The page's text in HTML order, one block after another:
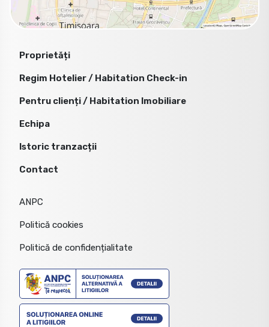
Proprietăți
Regim Hotelier / Habitation Check-in
Pentru clienți / Habitation Imobiliare
Echipa
Istoric tranzacții
Contact
ANPC
Politică cookies
Politică de confidențialitate